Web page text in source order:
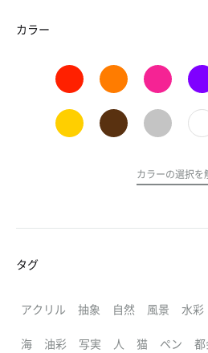
カラー
カラーの選択を
タグ
アクリル 抽象 自然 風景 水彩
海 油彩 写実 人 猫 ペン